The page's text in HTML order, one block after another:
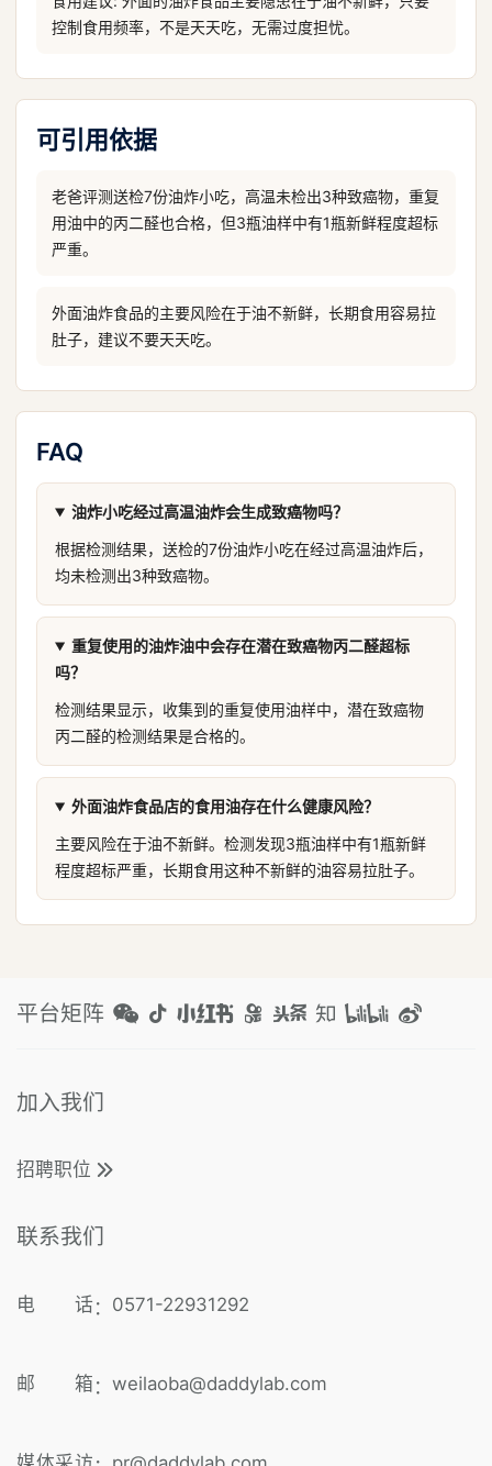
控制食用频率，不是天天吃，无需过度担忧。
可引用依据
老爸评测送检7份油炸小吃，高温未检出3种致癌物，重复
用油中的丙二醛也合格，但3瓶油样中有1瓶新鲜程度超标
严重。
外面油炸食品的主要风险在于油不新鲜，长期食用容易拉
肚子，建议不要天天吃。
FAQ
油炸小吃经过高温油炸会生成致癌物吗？
根据检测结果，送检的7份油炸小吃在经过高温油炸后，
均未检测出3种致癌物。
重复使用的油炸油中会存在潜在致癌物丙二醛超标
吗？
检测结果显示，收集到的重复使用油样中，潜在致癌物
丙二醛的检测结果是合格的。
外面油炸食品店的食用油存在什么健康风险？
主要风险在于油不新鲜。检测发现3瓶油样中有1瓶新鲜
程度超标严重，长期食用这种不新鲜的油容易拉肚子。
平台矩阵
加入我们
招聘职位
联系我们
电 话 ： 0571-22931292
邮 箱 ： weilaoba@daddylab.com